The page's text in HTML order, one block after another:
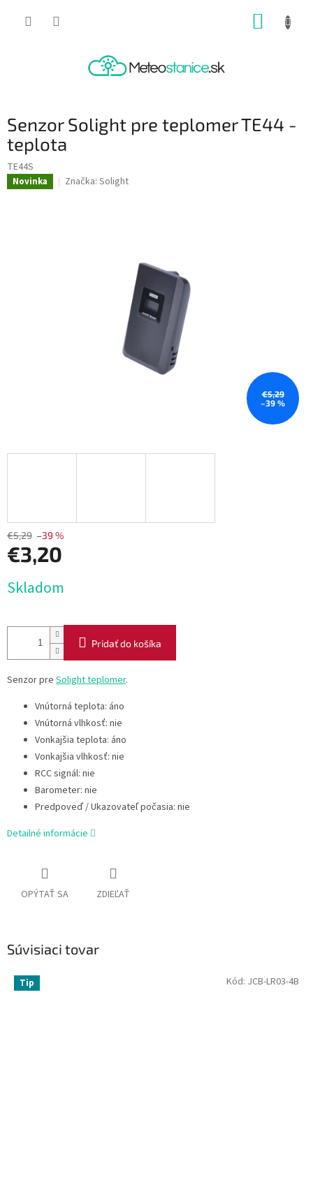
Senzor Solight pre teplomer TE44 -
teplota
TE44S
Novinka Značka: Solight
€5,29
–39 %
€5,29 –39 %
€3,20
cena:
Skladom
Pridať do košíka
Senzor pre Solight teplomer.
Vnútorná teplota: áno
Vnútorná vlhkosť: nie
Vonkajšia teplota: áno
Vonkajšia vlhkosť: nie
RCC signál: nie
Barometer: nie
Predpoveď / Ukazovateľ počasia: nie
Detailné informácie
OPÝTAŤ SA ZDIEĽAŤ
Súvisiaci tovar
Tip Kód: JCB-LR03-4B